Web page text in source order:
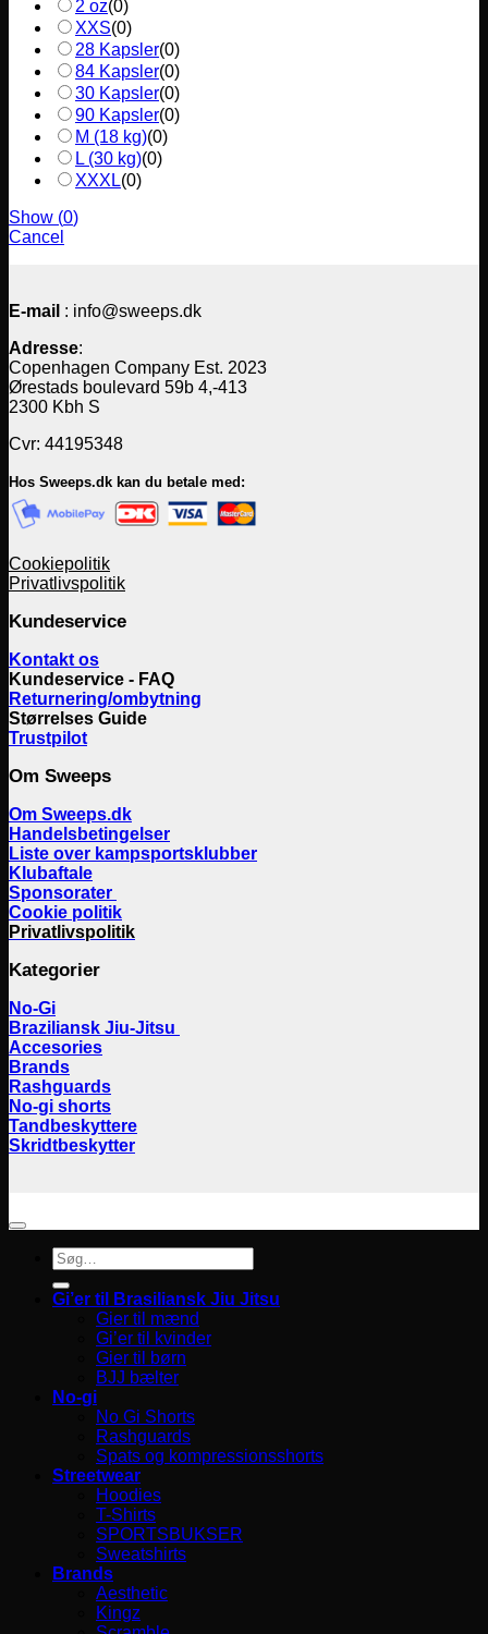
2 oz(0)
XXS(0)
28 Kapsler(0)
84 Kapsler(0)
30 Kapsler(0)
90 Kapsler(0)
M (18 kg)(0)
L (30 kg)(0)
XXXL(0)
Show (0)
Cancel
E-mail : info@sweeps.dk
Adresse:
Copenhagen Company Est. 2023
Ørestads boulevard 59b 4,-413
2300 Kbh S
Cvr: 44195348
Hos Sweeps.dk kan du betale med:
Cookiepolitik
Privatlivspolitik
Kundeservice
Kontakt os
Kundeservice - FAQ
Returnering/ombytning
Størrelses Guide
Trustpilot
Om Sweeps
Om Sweeps.dk
Handelsbetingelser
Liste over kampsportsklubber
Klubaftale
Sponsorater
Cookie politik
Privatlivspolitik
Kategorier
No-Gi
Braziliansk Jiu-Jitsu
Accesories
Brands
Rashguards
No-gi shorts
Tandbeskyttere
Skridtbeskytter
Søg
efter:
Gi’er til Brasiliansk Jiu Jitsu
Gier til mænd
Gi’er til kvinder
Gier til børn
BJJ bælter
No-gi
No Gi Shorts
Rashguards
Spats og kompressionsshorts
Streetwear
Hoodies
T-Shirts
SPORTSBUKSER
Sweatshirts
Brands
Aesthetic
Kingz